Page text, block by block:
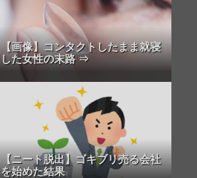
【画像】コンタクトしたまま就寝
した女性の末路 ⇒
【ニート脱出】ゴキブリ売る会社
を始めた結果